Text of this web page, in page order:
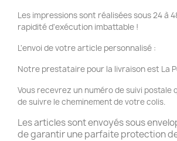
Les impressions sont réalisées sous 24 à
rapidité d'exécution imbattable !
L'envoi de votre article personnalisé :
Notre prestataire pour la livraison est La
Vous recevrez un numéro de suivi postale
de suivre le cheminement de votre colis.
Les articles sont envoyés sous
de garantir une parfaite protection